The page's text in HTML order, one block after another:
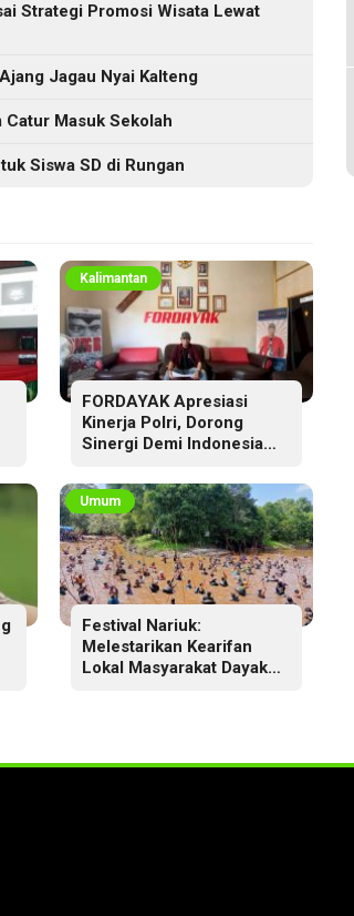
Strategi Promosi Wisata Lewat
Jagau Nyai Kalteng
Masuk Sekolah
Siswa SD di Rungan
Kalimantan
FORDAYAK Apresiasi
Kinerja Polri, Dorong
Sinergi Demi Indonesia
Umum
Festival Nariuk:
Melestarikan Kearifan
Lokal Masyarakat Dayak